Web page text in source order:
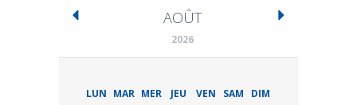
AOÛT
2026
LUN MAR MER JEU VEN SAM DIM